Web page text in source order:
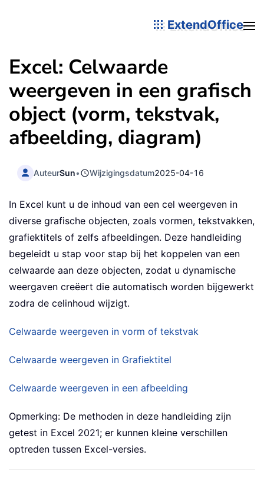
ExtendOffice
Excel: Celwaarde
weergeven in een grafisch
object (vorm, tekstvak,
afbeelding, diagram)
AuteurSun• Wijzigingsdatum2025-04-16
In Excel kunt u de inhoud van een cel weergeven in
diverse grafische objecten, zoals vormen, tekstvakken,
grafiektitels of zelfs afbeeldingen. Deze handleiding
begeleidt u stap voor stap bij het koppelen van een
celwaarde aan deze objecten, zodat u dynamische
weergaven creëert die automatisch worden bijgewerkt
zodra de celinhoud wijzigt.
Celwaarde weergeven in vorm of tekstvak
Celwaarde weergeven in Grafiektitel
Celwaarde weergeven in een afbeelding
Opmerking: De methoden in deze handleiding zijn
getest in Excel 2021; er kunnen kleine verschillen
optreden tussen Excel-versies.